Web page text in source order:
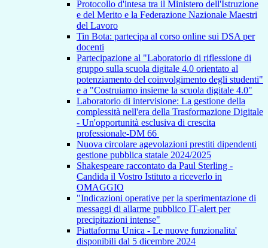
Protocollo d'intesa tra il Ministero dell'Istruzione
e del Merito e la Federazione Nazionale Maestri
del Lavoro
Tin Bota: partecipa al corso online sui DSA per
docenti
Partecipazione al "Laboratorio di riflessione di
gruppo sulla scuola digitale 4.0 orientato al
potenziamento del coinvolgimento degli studenti"
e a "Costruiamo insieme la scuola digitale 4.0"
Laboratorio di intervisione: La gestione della
complessità nell'era della Trasformazione Digitale
- Un'opportunità esclusiva di crescita
professionale-DM 66
Nuova circolare agevolazioni prestiti dipendenti
gestione pubblica statale 2024/2025
Shakespeare raccontato da Paul Sterling -
Candida il Vostro Istituto a riceverlo in
OMAGGIO
"Indicazioni operative per la sperimentazione di
messaggi di allarme pubblico IT-alert per
precipitazioni intense"
Piattaforma Unica - Le nuove funzionalita'
disponibili dal 5 dicembre 2024